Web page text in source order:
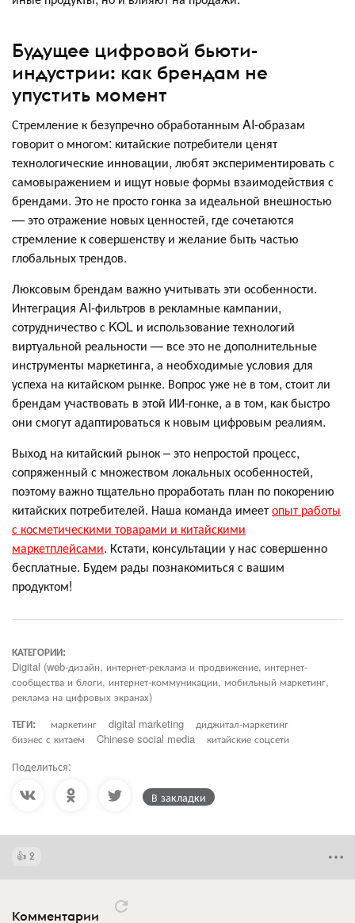
Будущее цифровой бьюти-
индустрии: как брендам не
упустить момент
Стремление к безупречно обработанным AI-образам
говорит о многом: китайские потребители ценят
технологические инновации, любят экспериментировать с
самовыражением и ищут новые формы взаимодействия с
брендами. Это не просто гонка за идеальной внешностью
— это отражение новых ценностей, где сочетаются
стремление к совершенству и желание быть частью
глобальных трендов.
Люксовым брендам важно учитывать эти особенности.
Интеграция AI-фильтров в рекламные кампании,
сотрудничество с KOL и использование технологий
виртуальной реальности — все это не дополнительные
инструменты маркетинга, а необходимые условия для
успеха на китайском рынке. Вопрос уже не в том, стоит ли
брендам участвовать в этой ИИ-гонке, а в том, как быстро
они смогут адаптироваться к новым цифровым реалиям.
Выход на китайский рынок – это непростой процесс,
сопряженный с множеством локальных особенностей,
поэтому важно тщательно проработать план по покорению
китайских потребителей. Наша команда имеетопыт работы
с косметическими товарами и китайскими
маркетплейсами. Кстати, консультации у нас совершенно
бесплатные. Будем рады познакомиться с вашим
продуктом!
КАТЕГОРИИ:
Digital (web-дизайн, интернет-реклама и продвижение, интернет-
сообщества и блоги, интернет-коммуникации, мобильный маркетинг,
реклама на цифровых экранах)
ТЕГИ:
маркетинг digital marketing
диджитал-маркетинг
бизнес с китаем
Chinese social media китайские соцсети
Поделиться:
В закладки
2
Комментарии